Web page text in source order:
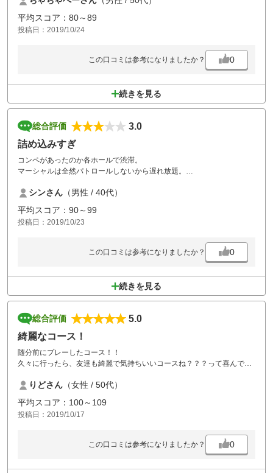
平均スコア：80～89
投稿日：2019/10/24
この口コミは参考になりましたか？ 0
続きを見る
総合評価
3.0
詰め込みすぎ
コンペがあったのか各ホールで渋滞。
マーシャルは全然パトロールしないから遅れ放題。
は？シンさん （男性 / 40代）
平均スコア：90～99
投稿日：2019/10/23
この口コミは参考になりましたか？ 0
続きを見る
総合評価
5.0
綺麗なコース！
随分前にプレーしたコース！！
久々に行ったら、友達も綺麗で気持ちいいコースね？？？って喜んでい
フラットが多くて、視界もよく私たちにはピッタリのコースでした。天
気も良くスコアーUP も出来何よりでした。
りどさん （女性 / 50代）
平均スコア：100～109
投稿日：2019/10/17
この口コミは参考になりましたか？ 0